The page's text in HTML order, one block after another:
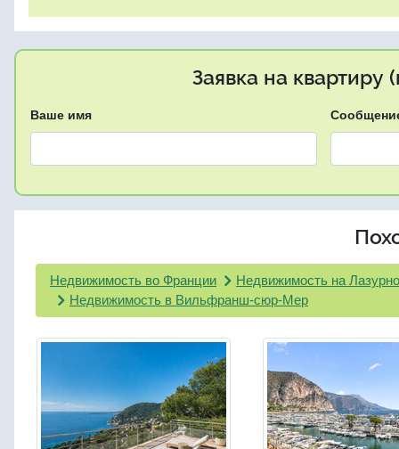
Заявка на квартиру
Ваше имя
Недвижимость во Франции
Недвижимость на
Недвижимость в Вильфранш-сюр-Мер